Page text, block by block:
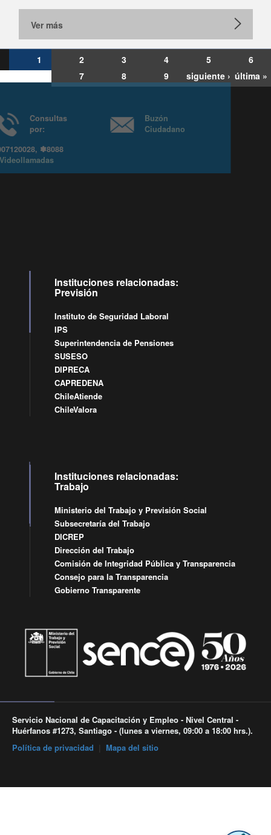
Ver más
1 2 3 4 5
6
7
8 9 siguiente › última »
Consultas
6007120028, ✽8088
yVideollamadas
Ciudadano
Instituciones relacionadas:
Previsión
Instituto de Seguridad Laboral
IPS
Superintendencia de Pensiones
SUSESO
DIPRECA
CAPREDENA
ChileAtiende
ChileValora
Instituciones relacionadas:
Trabajo
Ministerio del Trabajo y Previsión Social
Subsecretaría del Trabajo
DICREP
Dirección del Trabajo
Comisión de Integridad Pública y Transparencia
Consejo para la Transparencia
Gobierno Transparente
Servicio Nacional de Capacitación y Empleo - Nivel Central -
Huérfanos #1273, Santiago - (lunes a viernes, 09:00 a 18:00 hrs.).
Política de privacidad
Mapa del sitio